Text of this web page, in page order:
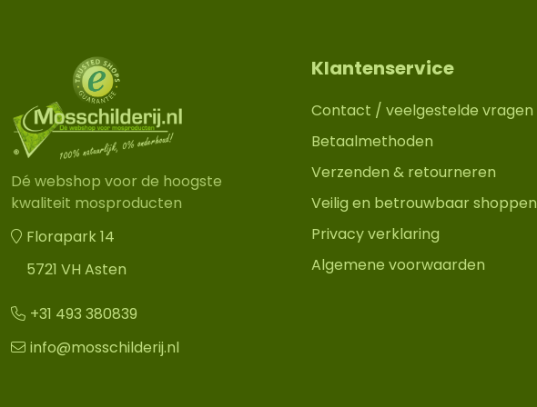
Dé webshop voor de hoogste
kwaliteit mosproducten
Florapark 14
5721 VH Asten
+31 493 380839
info@mosschilderij.nl
Klantenservice
Contact / veelgestelde vragen
Betaalmethoden
Verzenden & retourneren
Veilig en betrouwbaar shoppen
Privacy verklaring
Algemene voorwaarden